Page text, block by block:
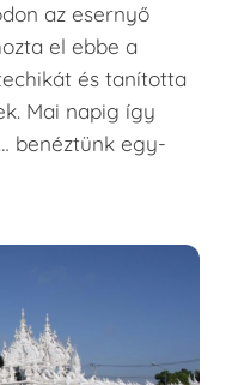
az esernyő
el ebbe a
és tanította
Mai napig így
benéztünk egy-